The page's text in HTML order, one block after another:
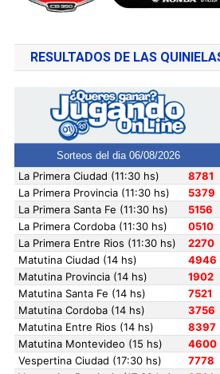
RESULTADOS DE LAS